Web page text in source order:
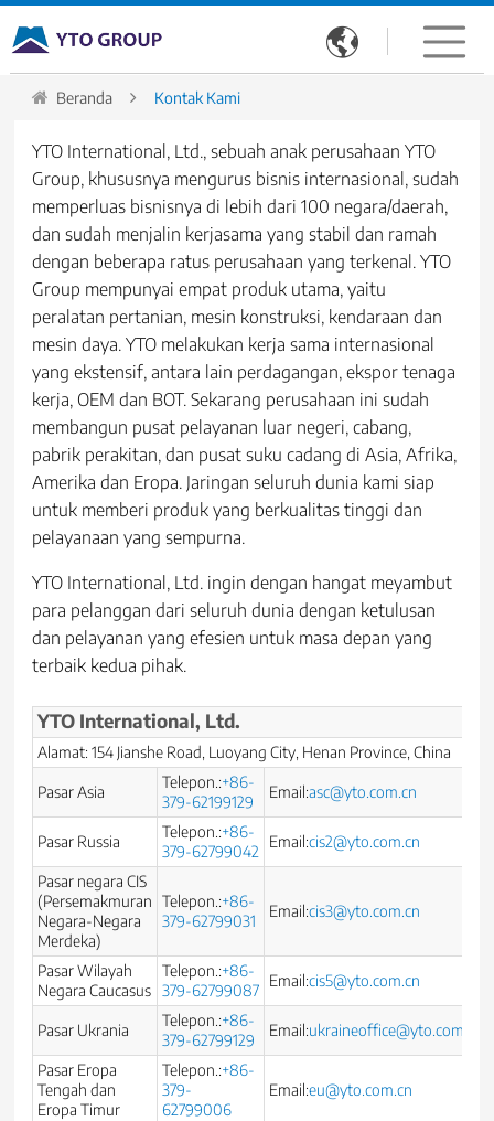

Beranda Kontak Kami
YTO International, Ltd., sebuah anak perusahaan YTO
Group, khususnya mengurus bisnis internasional, sudah
memperluas bisnisnya di lebih dari 100 negara/daerah,
dan sudah menjalin kerjasama yang stabil dan ramah
dengan beberapa ratus perusahaan yang terkenal. YTO
Group mempunyai empat produk utama, yaitu
peralatan pertanian, mesin konstruksi, kendaraan dan
mesin daya. YTO melakukan kerja sama internasional
yang ekstensif, antara lain perdagangan, ekspor tenaga
kerja, OEM dan BOT. Sekarang perusahaan ini sudah
membangun pusat pelayanan luar negeri, cabang,
pabrik perakitan, dan pusat suku cadang di Asia, Afrika,
Amerika dan Eropa. Jaringan seluruh dunia kami siap
untuk memberi produk yang berkualitas tinggi dan
pelayanaan yang sempurna.
YTO International, Ltd. ingin dengan hangat meyambut
para pelanggan dari seluruh dunia dengan ketulusan
dan pelayanan yang efesien untuk masa depan yang
terbaik kedua pihak.
YTO International, Ltd.
Alamat: 154 Jianshe Road, Luoyang City, Henan Province, China
Pasar Asia
Telepon.:+86-
379-62199129
Email:asc@yto.com.cn
Pasar Russia
Telepon.:+86-
379-62799042
Email:cis2@yto.com.cn
Pasar negara CIS
(Persemakmuran
Negara-Negara
Merdeka)
Telepon.:+86-
379-62799031
Email:cis3@yto.com.cn
Pasar Wilayah
Negara Caucasus
Telepon.:+86-
379-62799087
Email:cis5@yto.com.cn
Pasar Ukrania
Telepon.:+86-
379-62799129
Email:ukraineoffice@yto.com.cn
Pasar Eropa
Tengah dan
Eropa Timur
Telepon.:+86-
379-
62799006
Email:eu@yto.com.cn